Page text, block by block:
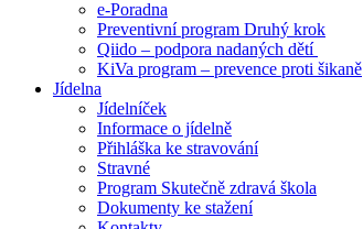
e-Poradna
Preventivní program Druhý krok
Qiido – podpora nadaných dětí
KiVa program – prevence proti šikaně
Jídelna
Jídelníček
Informace o jídelně
Přihláška ke stravování
Stravné
Program Skutečně zdravá škola
Dokumenty ke stažení